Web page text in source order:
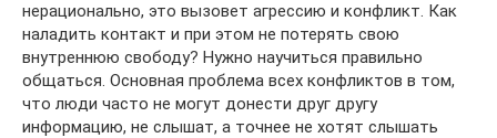
нерационально, это вызовет агрессию и конфликт. Как
наладить контакт и при этом не потерять свою
внутреннюю свободу? Нужно научиться правильно
общаться. Основная проблема всех конфликтов в том,
что люди часто не могут донести друг другу
информацию, не слышат, а точнее не хотят слышать